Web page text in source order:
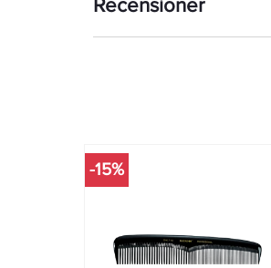
Recensioner
-15%